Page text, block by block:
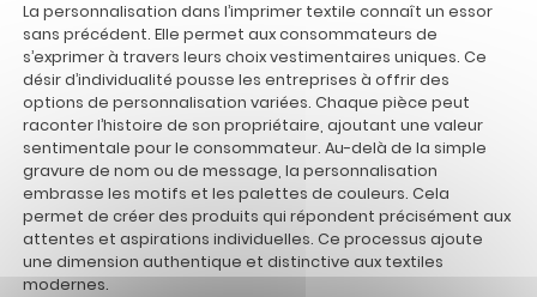
La personnalisation dans l’imprimer textile connaît un essor
sans précédent. Elle permet aux consommateurs de
s’exprimer à travers leurs choix vestimentaires uniques. Ce
désir d’individualité pousse les entreprises à offrir des
options de personnalisation variées. Chaque pièce peut
raconter l’histoire de son propriétaire, ajoutant une valeur
sentimentale pour le consommateur. Au-delà de la simple
gravure de nom ou de message, la personnalisation
embrasse les motifs et les palettes de couleurs. Cela
permet de créer des produits qui répondent précisément aux
attentes et aspirations individuelles. Ce processus ajoute
une dimension authentique et distinctive aux textiles
modernes.